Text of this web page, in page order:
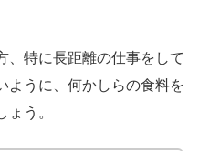
、特に長距離の仕事をして
ように、何かしらの食料を
ょう。